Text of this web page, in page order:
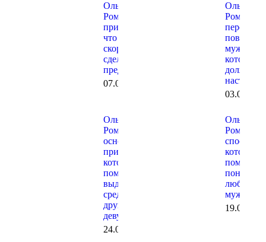
Ольга
Романив:
признаки,
что мужчина
скоро
сделает
предложение
07.08.2026
Ольга
Романив:
мужчины,
которые
должны
Ольга
Романив: 5
основных
приемов,
которые
помогают
выделяться
среди
других
девушек
24.07.2026
Ольга
Романив:
способов,
которые
помогут
любому
мужчине